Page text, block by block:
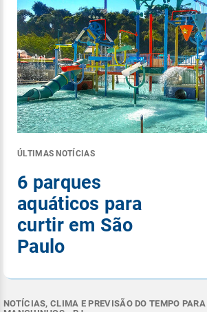
ÚLTIMAS NOTÍCIAS
6 parques
aquáticos para
curtir em São
Paulo
NOTÍCIAS, CLIMA E PREVISÃO DO TEMPO